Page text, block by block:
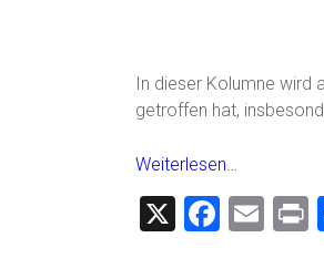
In dieser Kolumne wird
getroffen hat,
Weiterlesen…
X
F
E